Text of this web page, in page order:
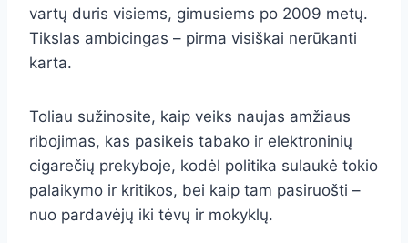
vartų duris visiems, gimusiems po 2009 metų.
Tikslas ambicingas – pirma visiškai nerūkanti
karta.
Toliau sužinosite, kaip veiks naujas amžiaus
ribojimas, kas pasikeis tabako ir elektroninių
cigarečių prekyboje, kodėl politika sulaukė tokio
palaikymo ir kritikos, bei kaip tam pasiruošti –
nuo pardavėjų iki tėvų ir mokyklų.